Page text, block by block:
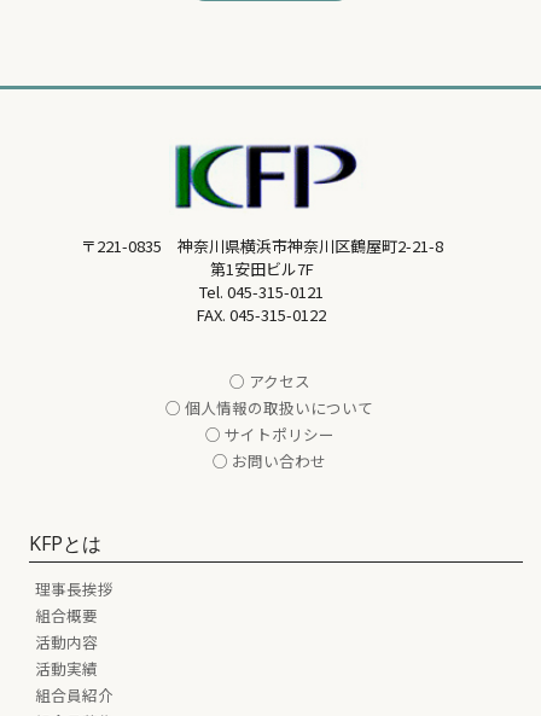
〒221-0835 神奈川県横浜市神奈川区鶴屋町2-21-8
第1安田ビル7F
Tel. 045-315-0121
FAX. 045-315-0122
○ アクセス
○ 個人情報の取扱いについて
○ サイトポリシー
○ お問い合わせ
KFPとは
理事長挨拶
組合概要
活動内容
活動実績
組合員紹介